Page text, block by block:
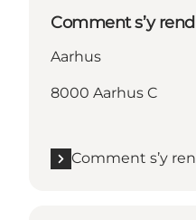
Comment s’y
Aarhus
8000 Aarhus C
Comment s’y